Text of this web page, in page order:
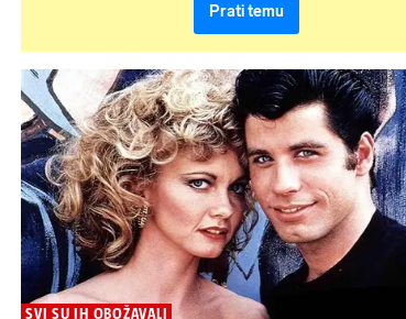
Prati temu
SVI SU IH OBOŽAVALI